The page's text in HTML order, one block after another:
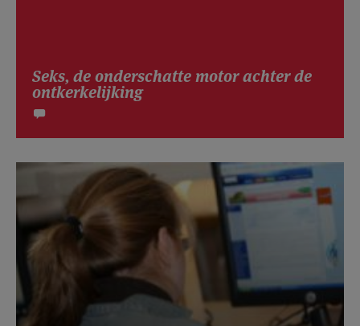
Seks, de onderschatte motor achter de
ontkerkelijking